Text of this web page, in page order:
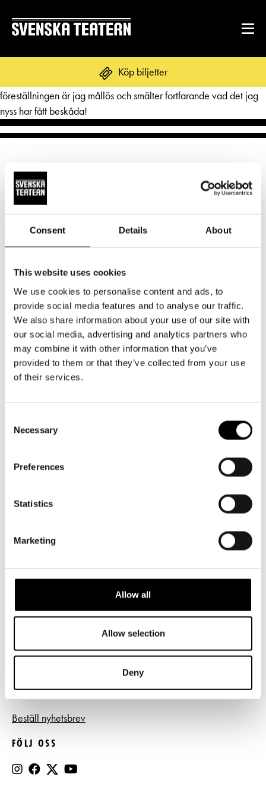
Consent Details About
This website uses cookies
We use cookies to personalise content and ads, to
provide social media features and to analyse our traffic.
We also share information about your use of our site with
our social media, advertising and analytics partners who
may combine it with other information that you’ve
provided to them or that they’ve collected from your use
of their services.
Selection
Necessary
Preferences
Statistics
Marketing
Allow all
Allow selection
Deny
Köp biljetter
REPERTOAR & BILJETTER
Kalender
Kundtjänst
Biljetter
Presentkort
DITT BESÖK
Mat & dryck
Publikarbete
Textning
Tillgänglighet
Frågor & svar
Platskarta
GRUPPER & FÖRETAG
Grupper & teaterombud
Företag
Guidning
OM SVENSKA TEATERN
Aktuellt
Teaterns verksamhet
Ensemble
Historia
Kontaktuppgifter
Press
Jobba hos oss
Nyhetsbrev
En helt otroligt fantastisk teater med otroligt duktiga skådespelare
som tar sig an känsloskiftningar utan dess like! Ännu ett dygn efter
föreställningen är jag mållös och smälter fortfarande vad det jag
nyss har fått beskåda!
Norra esplanaden 2
00130 Helsingfors
Växel och reception
09 616 211
info@svenskateatern.fi
BILJETTER
Köp biljetter
biljetter@svenskateatern.fi
ti-fr kl 12-18
Frågor & svar
Jobba hos oss
BESTÄLL NYHETSBREV
Beställ nyhetsbrev
FÖLJ OSS